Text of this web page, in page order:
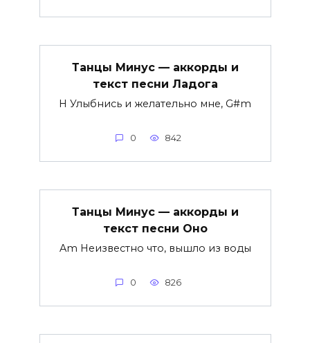
Танцы Минус — аккорды и
текст песни Ладога
H Улыбнись и желательно мне, G#m
0 842
Танцы Минус — аккорды и
текст песни Оно
Am Неизвестно что, вышло из воды
0 826